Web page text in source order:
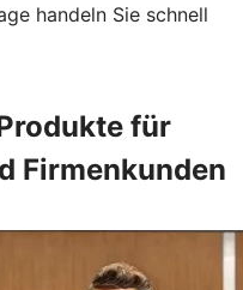
handeln Sie schnell
für
Firmenkunden